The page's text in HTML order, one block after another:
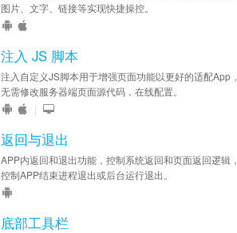
图片、文字、链接等实现快捷操控。
注入 JS 脚本
注入自定义JS脚本用于增强页面功能以更好的适配App，
无需修改服务器端页面源代码，在线配置。
|
返回与退出
APP内返回和退出功能，控制系统返回和页面返回逻辑，
控制APP结束进程退出或后台运行退出。
底部工具栏